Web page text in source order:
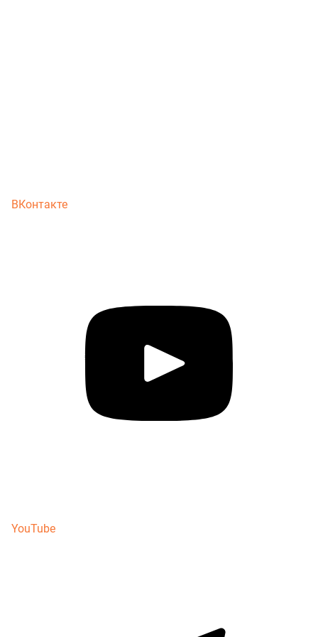
ВКонтакте
YouTube